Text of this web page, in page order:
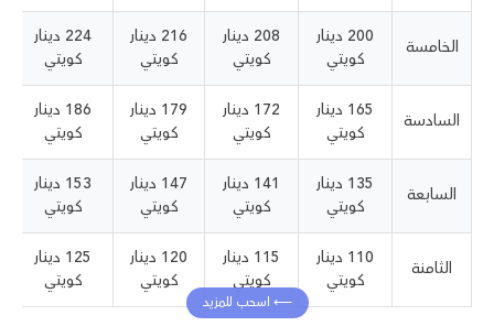
الخامسة
200 دينار
كويتي
208 دينار
كويتي
216 دينار
كويتي
224 دينار
كويتي
السادسة
165 دينار
كويتي
172 دينار
كويتي
179 دينار
كويتي
186 دينار
كويتي
السابعة
135 دينار
كويتي
141 دينار
كويتي
147 دينار
كويتي
153 دينار
كويتي
الثامنة
110 دينار
كويتي
115 دينار
كويتي
120 دينار
كويتي
125 دينار
كويتي